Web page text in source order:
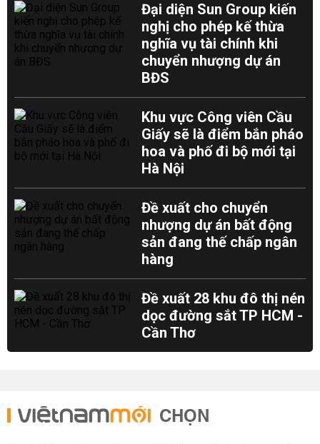
Đại diện Sun Group kiến
nghị cho phép kế thừa
nghĩa vụ tài chính khi
chuyển nhượng dự án
BĐS
Khu vực Công viên Cầu
Giấy sẽ là điểm bắn pháo
hoa và phố đi bộ mới tại
Hà Nội
Đề xuất cho chuyển
nhượng dự án bất động
sản đang thế chấp ngân
hàng
Đề xuất 28 khu đô thị nén
dọc đường sắt TP HCM -
Cần Thơ
CHỌN